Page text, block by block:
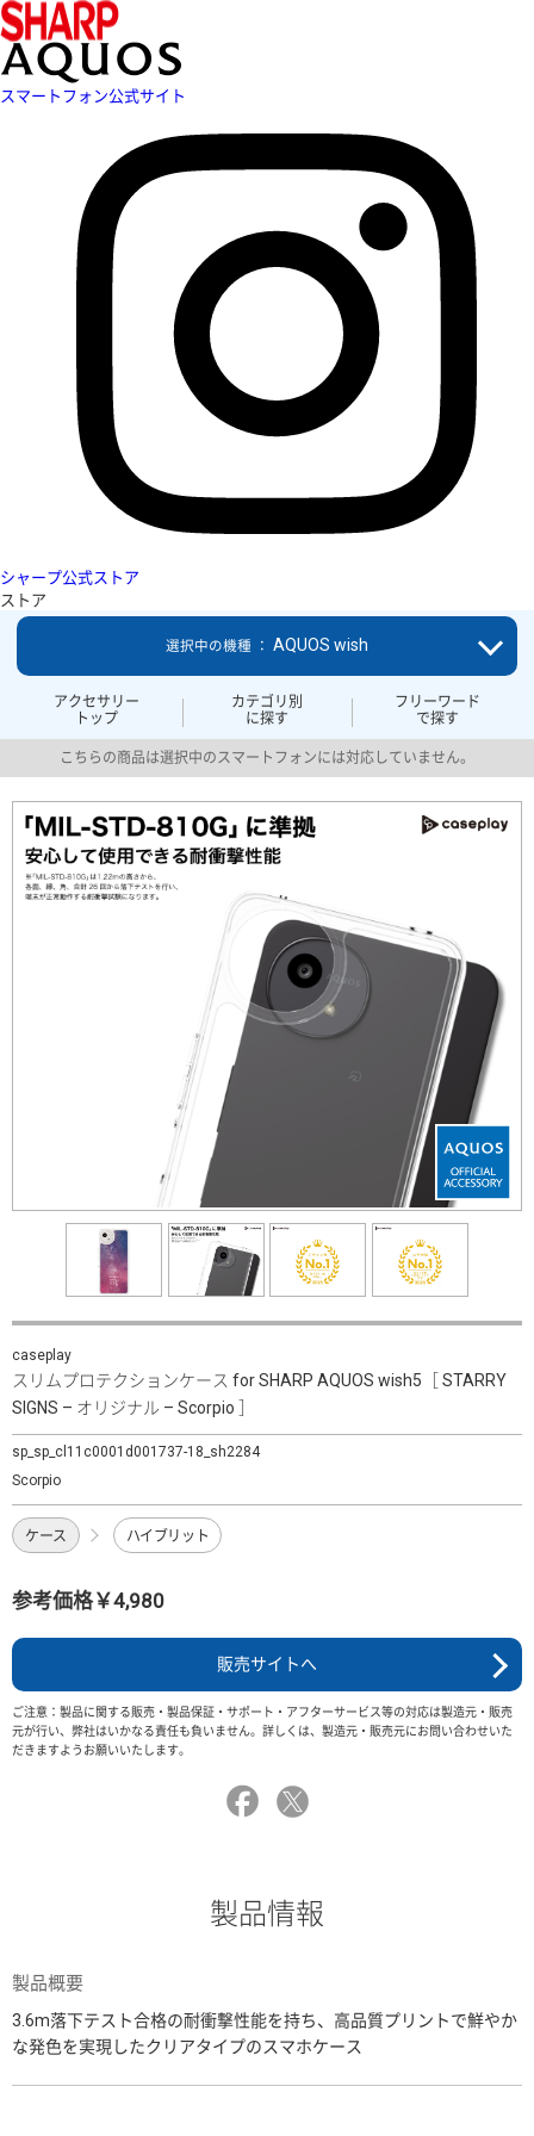
スマートフォン公式サイト
シャープ公式ストア
ストア
アクセサリー
トップ
カテゴリ別
に探す
フリーワード
で探す
選択中の機種 ： AQUOS wish
こちらの商品は選択中のスマートフォンには対応していません。
caseplay
スリムプロテクションケース for SHARP AQUOS wish5［ STARRY
SIGNS – オリジナル – Scorpio ］
sp_sp_cl11c0001d001737-18_sh2284
Scorpio
ケース ハイブリット
参考価格￥4,980
販売サイトへ
ご注意：製品に関する販売・製品保証・サポート・アフターサービス等の対応は製造元・販売
元が行い、弊社はいかなる責任も負いません。詳しくは、製造元・販売元にお問い合わせいた
だきますようお願いいたします。
製品情報
製品概要
3.6m落下テスト合格の耐衝撃性能を持ち、高品質プリントで鮮やか
な発色を実現したクリアタイプのスマホケース